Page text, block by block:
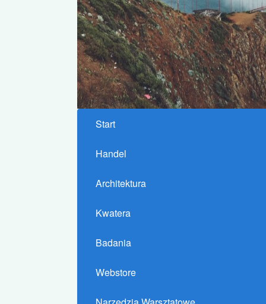
Start
Handel
Architektura
Kwatera
Badania
Webstore